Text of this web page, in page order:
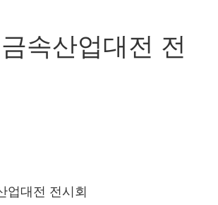
속산업대전 전
업대전 전시회